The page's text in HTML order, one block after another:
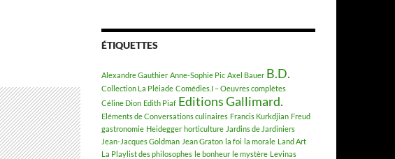
ÉTIQUETTES
Alexandre Gauthier Anne-Sophie Pic Axel Bauer B.D.
Collection La Pléiade Comédies.I – Oeuvres complètes
Céline Dion Edith Piaf Editions Gallimard.
Eléments de Conversations culinaires Francis Kurkdjian Freud
gastronomie Heidegger horticulture Jardins de Jardiniers
Jean-Jacques Goldman Jean Graton la foi la morale Land Art
La Playlist des philosophes le bonheur le mystère Levinas